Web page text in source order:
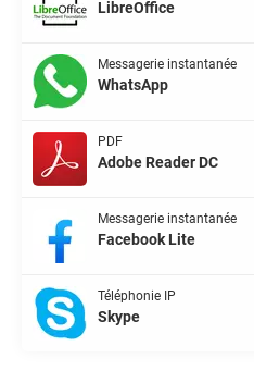
LibreOffice
Messagerie instantanée
WhatsApp
PDF
Adobe Reader DC
Messagerie instantanée
Facebook Lite
Téléphonie IP
Skype